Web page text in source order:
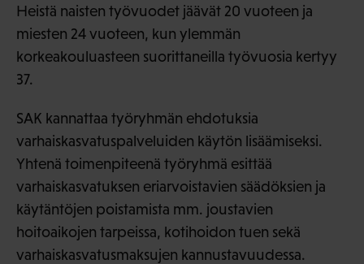
Heistä naisten työvuodet jäävät 20 vuoteen ja
miesten 24 vuoteen, kun ylemmän
korkeakouluasteen suorittaneilla työvuosia kertyy
37.
SAK kannattaa työryhmän ehdotuksia
varhaiskasvatuspalveluiden käytön lisäämiseksi.
Yhtenä toimenpiteenä työryhmä esittää
varhaiskasvatuksen eriarvoistavien säädöksien ja
käytäntöjen poistamista mm. joustavien
hoitoaikojen tarpeissa, kotihoidon tuen sekä
varhaiskasvatusmaksujen kannustavuudessa.